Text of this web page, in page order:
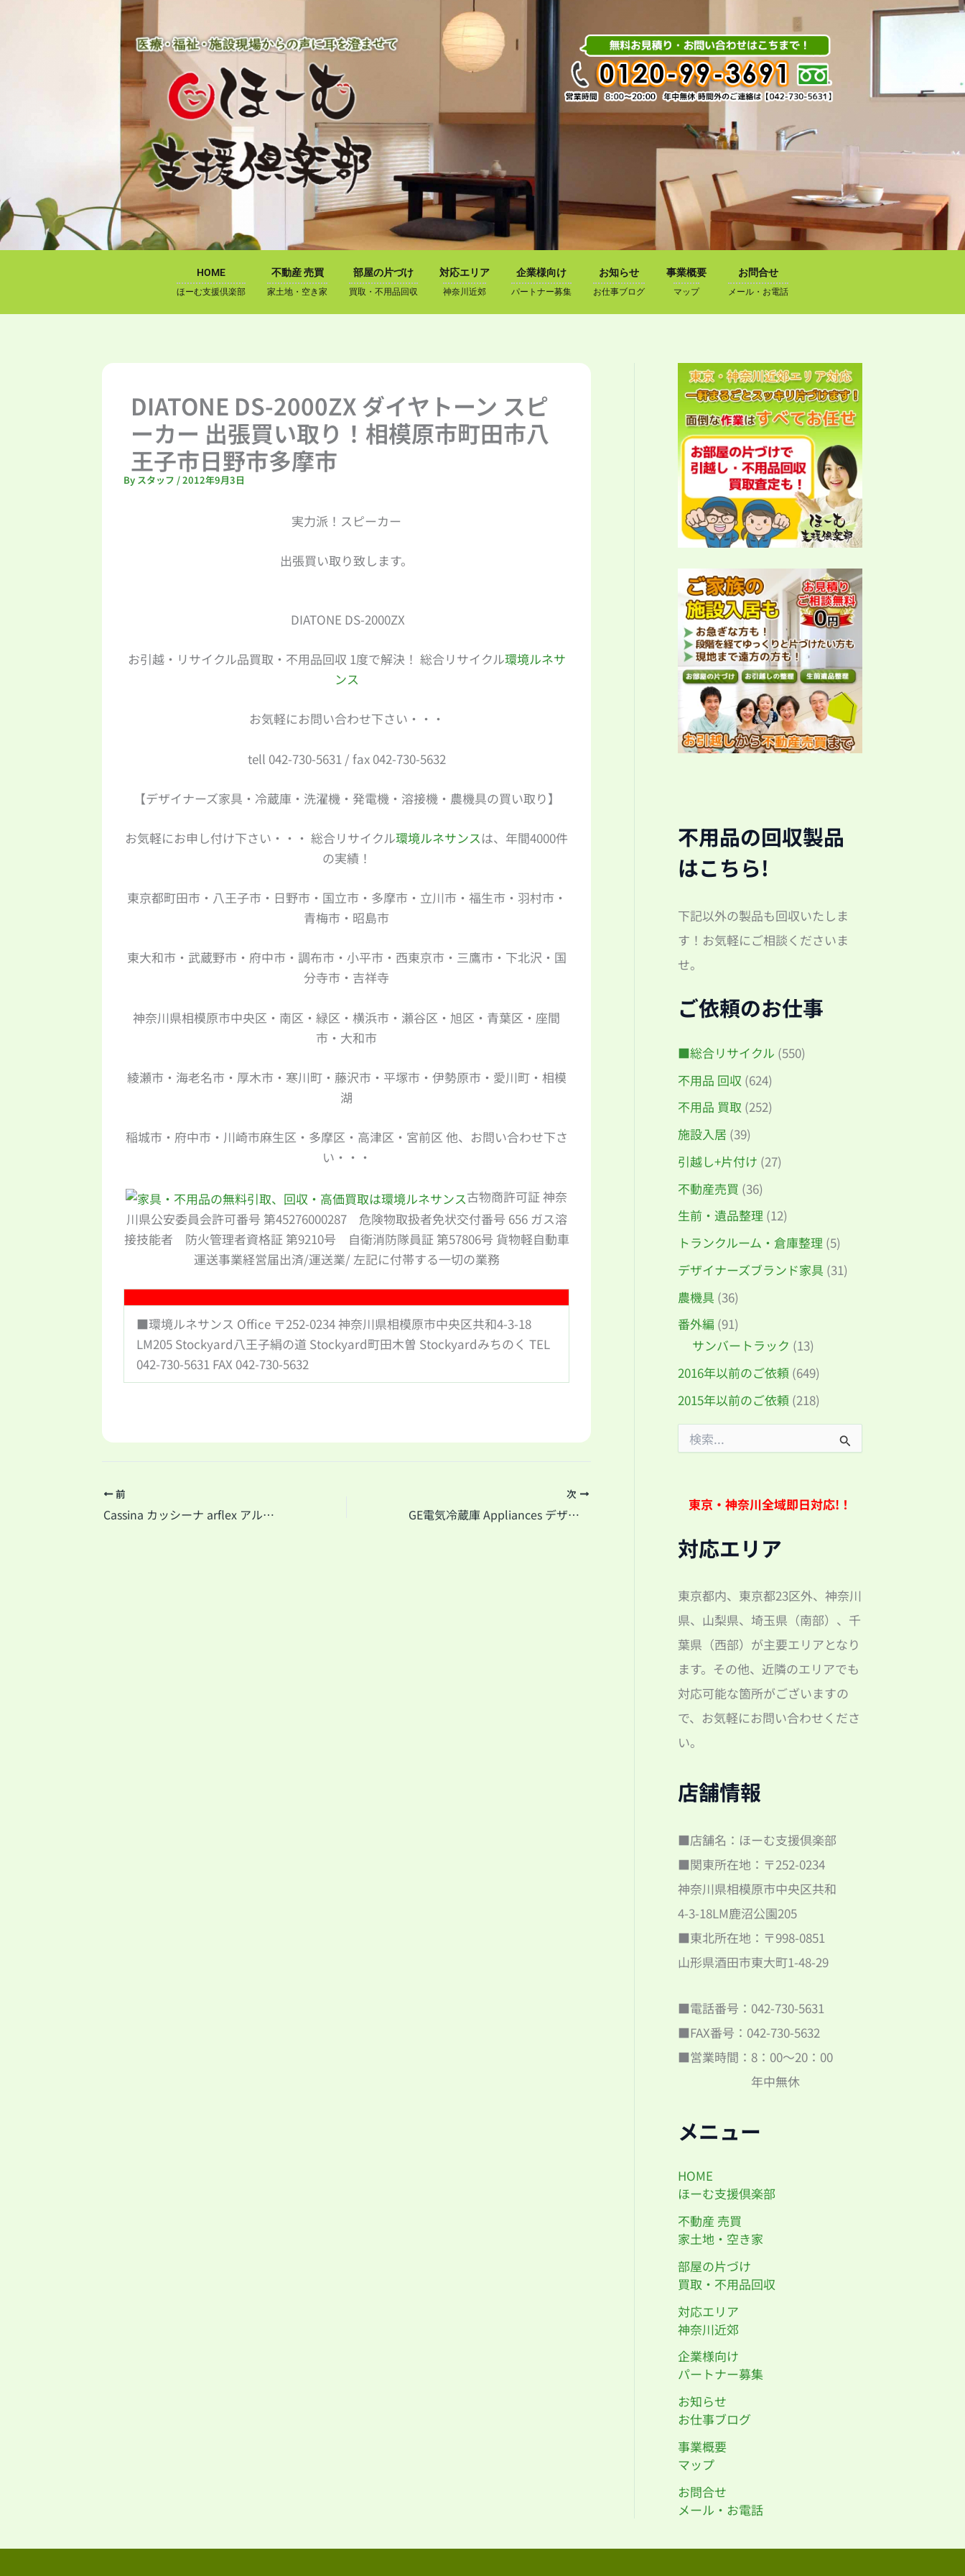
HOME
ほーむ支援倶楽部
不動産 売買
家土地・空き家
部屋の片づけ
買取・不用品回収
対応エリア
神奈川近郊
企業様向け
パートナー募集
お知らせ
お仕事ブログ
事業概要
マップ
お問合せ
メール・お電話
DIATONE DS-2000ZX ダイヤトーン スピ
ーカー 出張買い取り！相模原市町田市八
王子市日野市多摩市
By スタッフ /2012年9月3日
実力派！スピーカー
出張買い取り致します。
DIATONE DS-2000ZX
お引越・リサイクル品買取・不用品回収 1度で解決！ 総合リサイクル環境ルネサ
ンス
お気軽にお問い合わせ下さい・・・
tell 042-730-5631 / fax 042-730-5632
【デザイナーズ家具・冷蔵庫・洗濯機・発電機・溶接機・農機具の買い取り】
お気軽にお申し付け下さい・・・ 総合リサイクル環境ルネサンスは、年間4000件
の実績！
東京都町田市・八王子市・日野市・国立市・多摩市・立川市・福生市・羽村市・
青梅市・昭島市
東大和市・武蔵野市・府中市・調布市・小平市・西東京市・三鷹市・下北沢・国
分寺市・吉祥寺
神奈川県相模原市中央区・南区・緑区・横浜市・瀬谷区・旭区・青葉区・座間
市・大和市
綾瀬市・海老名市・厚木市・寒川町・藤沢市・平塚市・伊勢原市・愛川町・相模
湖
稲城市・府中市・川崎市麻生区・多摩区・高津区・宮前区 他、お問い合わせ下さ
い・・・
古物商許可証 神奈
川県公安委員会許可番号 第45276000287 危険物取扱者免状交付番号 656 ガス溶
接技能者 防火管理者資格証 第9210号 自衛消防隊員証 第57806号 貨物軽自動車
運送事業経営届出済/運送業/ 左記に付帯する一切の業務
■環境ルネサンス Office 〒252-0234 神奈川県相模原市中央区共和4-3-18
LM205 Stockyard八王子絹の道 Stockyard町田木曽 Stockyardみちのく TEL
042-730-5631 FAX 042-730-5632
前
Cassina カッシーナ arflex アルフレックス EKORNES エコーネス 出張買い取り！相模原市町田市八王子市
次
GE電気冷蔵庫 Appliances デザイン家電 出張買い取り！相模原市八王子市町田市横浜市川崎市
不用品の回収製品
はこちら!
下記以外の製品も回収いたしま
す！お気軽にご相談くださいま
せ。
ご依頼のお仕事
■総合リサイクル (550)
不用品 回収 (624)
不用品 買取 (252)
施設入居 (39)
引越し+片付け (27)
不動産売買 (36)
生前・遺品整理 (12)
トランクルーム・倉庫整理 (5)
デザイナーズブランド家具 (31)
農機具 (36)
番外編 (91)
サンバートラック (13)
2016年以前のご依頼 (649)
2015年以前のご依頼 (218)
索
東京・神奈川全域即日対応!！
対応エリア
東京都内、東京都23区外、神奈川
県、山梨県、埼玉県（南部）、千
葉県（西部）が主要エリアとなり
ます。その他、近隣のエリアでも
対応可能な箇所がございますの
で、お気軽にお問い合わせくださ
い。
店舗情報
■店舗名：ほーむ支援倶楽部
■関東所在地：〒252-0234
神奈川県相模原市中央区共和
4-3-18LM鹿沼公園205
■東北所在地：〒998-0851
山形県酒田市東大町1-48-29
■電話番号：042-730-5631
■FAX番号：042-730-5632
■営業時間：8：00～20：00
年中無休
メニュー
HOME
ほーむ支援倶楽部
不動産 売買
家土地・空き家
部屋の片づけ
買取・不用品回収
対応エリア
神奈川近郊
企業様向け
パートナー募集
お知らせ
お仕事ブログ
事業概要
マップ
お問合せ
メール・お電話